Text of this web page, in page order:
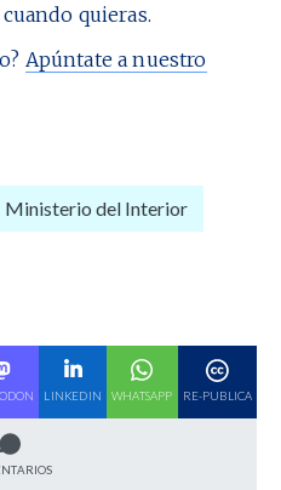
quieras.
Apúntate a nuestro
Ministerio del Interior
LINKEDIN WHATSAPP RE-PUBLICA